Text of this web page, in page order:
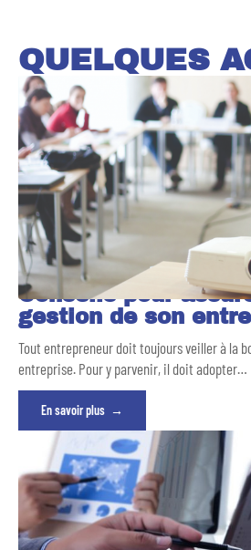
QUELQUES
Conseils pour
gestion de son
Tout entrepreneur doit toujours veiller à la
entreprise. Pour y parvenir, il doit adopter…
En savoir plus